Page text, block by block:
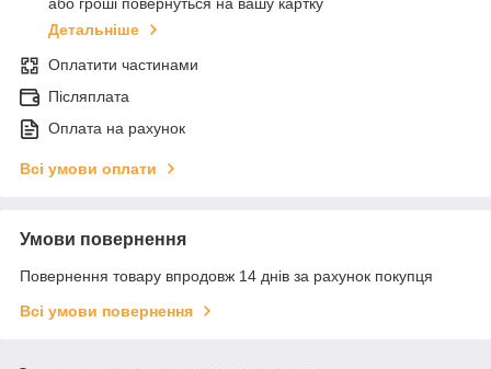
або гроші повернуться на вашу картку
Детальніше
Оплатити частинами
Післяплата
Оплата на рахунок
Всі умови оплати
Умови повернення
Повернення товару впродовж 14 днів за рахунок покупця
Всі умови повернення